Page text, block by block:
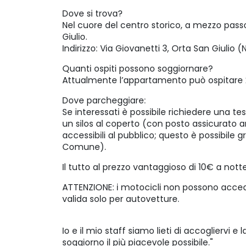
Dove si trova?
Nel cuore del centro storico, a mezzo
Giulio.
Indirizzo: Via Giovanetti 3, Orta San Giulio
Quanti ospiti possono soggiornare?
Attualmente l’appartamento può ospitare
Dove parcheggiare:
Se interessati è possibile richiedere una
un silos al coperto (con posto assicurato
accessibili al pubblico; questo è possibile
Comune).
Il tutto al prezzo vantaggioso di 10€ a
ATTENZIONE: i motocicli non possono
valida solo per autovetture.
Io e il mio staff siamo lieti di accogliervi e
soggiorno il più piacevole possibile."